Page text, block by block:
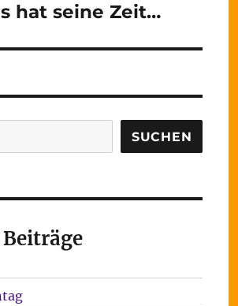
hat seine Zeit…
SUCHEN